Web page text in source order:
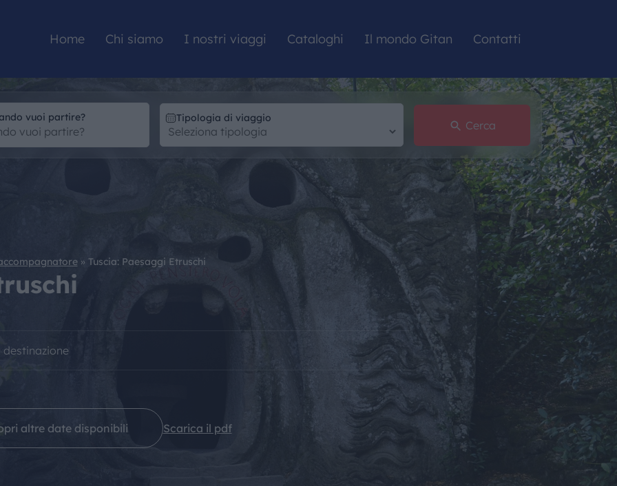
Home Chi siamo I nostri viaggi Cataloghi Il mondo Gitan Contatti
vuoi partire? Tipologia di viaggio
Cerca
CATALOGHI
» Tuscia: Paesaggi Etruschi
altre date disponibili Scarica il pdf